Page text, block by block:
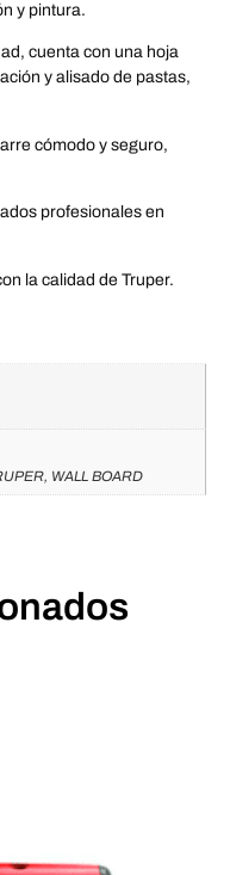
y pintura.
cuenta con una hoja
y alisado de pastas,
cómodo y seguro,
profesionales en
la calidad de Truper.
WALL BOARD